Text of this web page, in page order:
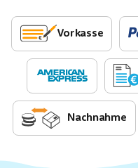
Vorkasse
Nachnahme